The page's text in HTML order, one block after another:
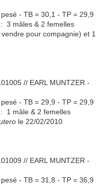
- TB = 30,1 - TP = 29,9
3 mâles & 2 femelles
pour compagnie) et 1
// EARL MUNTZER -
- TB = 29,9 - TP = 29,9
1 mâle & 2 femelles
le 22/02/2010
// EARL MUNTZER -
- TB = 31,8 - TP = 36,9